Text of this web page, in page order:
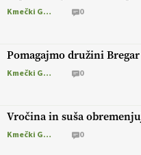
Kmečki Glas 0
Pomagajmo družini
Kmečki Glas 0
Vročina in suša
Kmečki Glas 0